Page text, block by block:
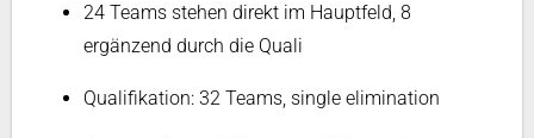
24 Teams stehen direkt im Hauptfeld, 8
ergänzend durch die Quali
Qualifikation: 32 Teams, single elimination